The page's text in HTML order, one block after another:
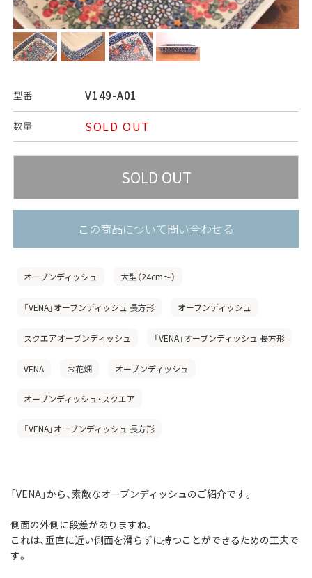
型番 V149-A01
数量 SOLD OUT
この商品について問い合わせる
オーブンディッシュ 大型（24cm〜）
「VENA」オーブンディッシュ 長方形 オーブンディッシュ
スクエアオーブンディッシュ 「VENA」オーブンディッシュ 長方形
VENA お花畑 オーブンディッシュ
オーブンディッシュ・スクエア
「VENA」オーブンディッシュ 長方形
「VENA」から、素敵なオーブンディッシュのご紹介です。
側面の外側に段差がありますね。
これは、垂直に近い側面を滑らずに持つことができるための工夫で
す。